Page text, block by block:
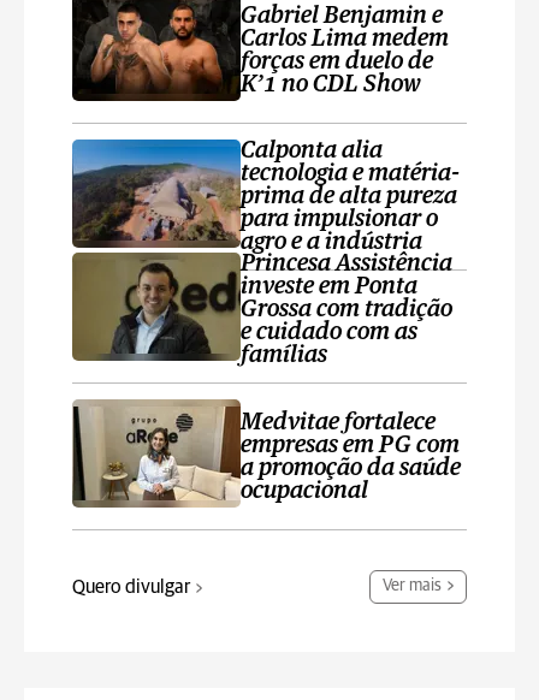
Gabriel Benjamin e
Carlos Lima medem
forças em duelo de
K’1 no CDL Show
Calponta alia
tecnologia e matéria-
prima de alta pureza
para impulsionar o
agro e a indústria
Princesa Assistência
investe em Ponta
Grossa com tradição
e cuidado com as
famílias
Medvitae fortalece
empresas em PG com
a promoção da saúde
ocupacional
Quero divulgar Ver mais